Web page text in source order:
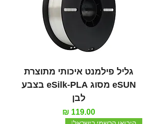
גליל פילמנט איכותי מתוצרת
eSUN מסוג eSilk-PLA בצבע
לבן
מחיר‏119.00 ‏₪